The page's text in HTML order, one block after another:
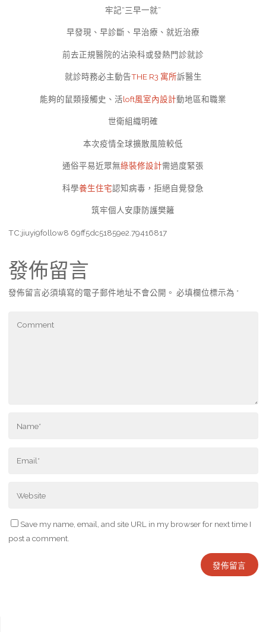
牢記“三早一就”
早發現、早診斷、早治療、就近治療
前去正規醫院的沾染科或發熱門診就診
就診時務必主動告THE R3 寓所訴醫生
能夠的鼠類接觸史、活loft風室內設計動地區和職業
世衛組織明確
本次疫情全球擴散風險較低
通俗平易近眾無綠裝修設計需過度緊張
科學養生住宅認知病毒，拒絕自覺發急
筑牢個人安康防護樊籬
TC:jiuyi9follow8 69ff5dc51859e2.79416817
發佈留言
發佈留言必須填寫的電子郵件地址不會公開。 必填欄位標示為 *
Save my name, email, and site URL in my browser for next time I
post a comment.